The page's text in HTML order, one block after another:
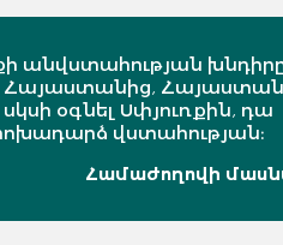
անվստահության
Հայաստանից,
օգնել Սփյուռքին, դա
վստահության։
Համաժողովի